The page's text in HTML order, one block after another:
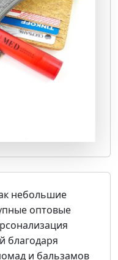
небольшие
оптовые
благодаря
и бальзамов